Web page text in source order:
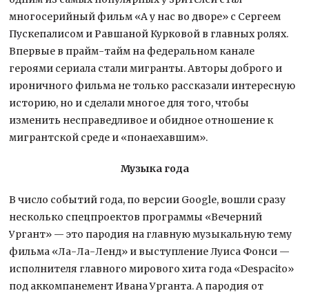
многосерийный фильм «А у нас во дворе» с Сергеем
Пускепалисом и Равшаной Курковой в главных ролях.
Впервые в прайм-тайм на федеральном канале
героями сериала стали мигранты. Авторы доброго и
ироничного фильма не только рассказали интересную
историю, но и сделали многое для того, чтобы
изменить несправедливое и обидное отношение к
мигрантской среде и «понаехавшим».
Музыка года
В число событий года, по версии Google, вошли сразу
несколько спецпроектов программы «Вечерний
Ургант» — это пародия на главную музыкальную тему
фильма «Ла-Ла-Ленд» и выступление Луиса Фонси —
исполнителя главного мирового хита года «Despacito»
под аккомпанемент Ивана Урганта. А пародия от